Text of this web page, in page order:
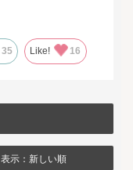
はイメージと違って
自信をもって着用し
35 Like! 16
表示：新しい順